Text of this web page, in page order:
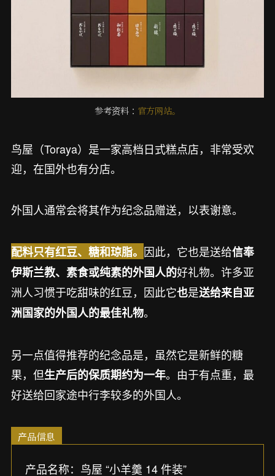
参考资料： 官方网站。
鸟屋（Toraya）是一家高档日式糕点店，非常受欢
迎，在国外也有分店。
外国人通常会将其作为纪念品赠送，以表谢意。
配料只有红豆、糖和琼脂。 因此，它也是送给信奉
伊斯兰教、 素食或纯素的外国人的好礼物。许多亚
洲人习惯于吃甜味的红豆，因此它也是送给来自亚
洲国家的外国人的最佳礼物。
另一点值得推荐的纪念品是，虽然它是新鲜的糖
果，但生产后的保质期约为一年。由于有点重，最
好送给回家途中行李较多的外国人。
产品信息
产品名称：鸟屋 “小羊羹 14 件装”